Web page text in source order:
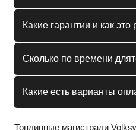
Какие гарантии и как это
Сколько по времени
Какие есть варианты
Топливные магистрали